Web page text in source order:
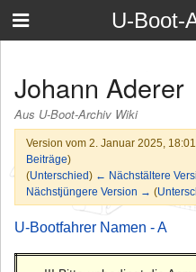
U-Boot-
Johann Aderer
Aus U-Boot-Archiv Wiki
Version vom 2. Januar 2025,
Beiträge)
(Unterschied) ← Nächstältere
Nächstjüngere Version → (
U-Bootfahrer Namen - A